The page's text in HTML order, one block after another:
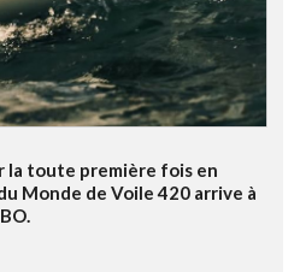
la toute première fois en
Monde de Voile 420 arrive à